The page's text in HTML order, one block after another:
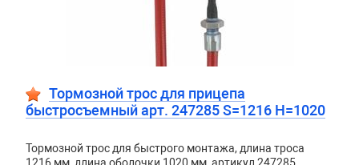
Тормозной трос для прицепа
быстросъемный арт. 247285 S=1216 H=1020
Тормозной трос для быстрого монтажа, длина троса